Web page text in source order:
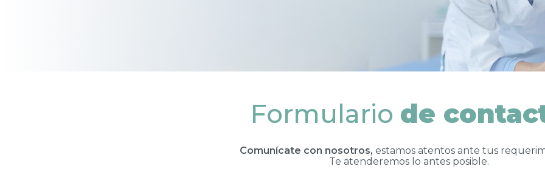
Formulario de
Comunícate con nosotros, estamos atentos ante tus
Te atenderemos lo antes posible.